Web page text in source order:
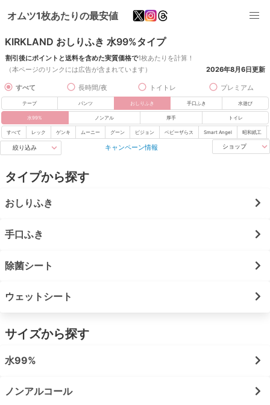
オムツ1枚あたりの最安値
KIRKLAND おしりふき 水99%タイプ
割引後にポイントと送料を含めた実質価格で1枚あたりを計算！
（本ページのリンクには広告が含まれています）
2026年8月6日更新
すべて 長時間/夜 トイトレ プレミアム
テープ パンツ おしりふき 手口ふき 水遊び
水99% ノンアル 厚手 トイレ
すべて レック ゲンキ ムーニー グーン ピジョン ベビーザらス Smart Angel 昭和紙工
絞り込み キャンペーン情報 ショップ
タイプから探す
おしりふき
手口ふき
除菌シート
ウェットシート
サイズから探す
水99%
ノンアルコール